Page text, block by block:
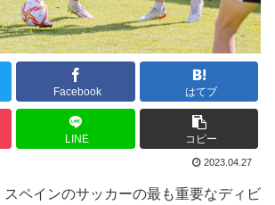
Facebook はてブ
LINE コピー
2023.04.27
スペインのサッカーの最も重要なディビ